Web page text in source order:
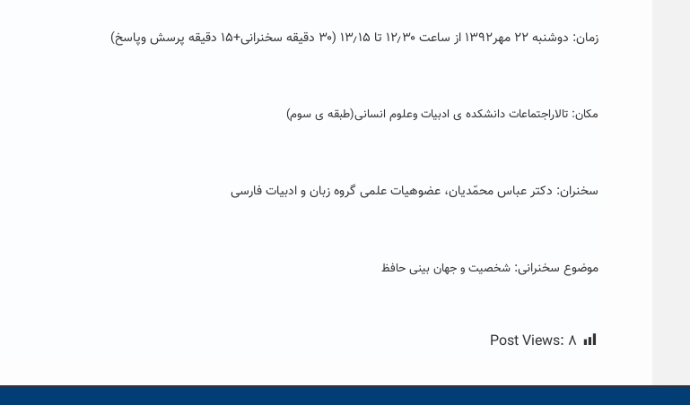
زمان: دوشنبه ۲۲ مهر۱۳۹۲ از ساعت ۱۲٫۳۰ تا ۱۳٫۱۵ (۳۰ دقیقه سخنرانی+۱۵ دقیقه پرسش وپاسخ)
مکان: تالاراجتماعات دانشکده ی ادبیات وعلوم انسانی(طبقه ی سوم)
سخنران: دکتر عباس محمّدیان، عضوهیات علمی گروه زبان و ادبیات فارسی
موضوع سخنرانی: شخصیت و جهان بینی حافظ
Post Views: ۸